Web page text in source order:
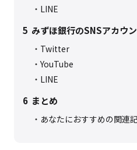
LINE
5 みずほ銀行のSNSアカウ
Twitter
YouTube
LINE
6 まとめ
あなたにおすすめの関連